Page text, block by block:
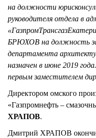
на должности
руководителя отдела в
БРЮХОВ на должность
департамента
назначен в июне 2019
первым заместителем
Директором омского
«Газпромнефть –
ХРАПОВ.
Дмитрий ХРАПОВ